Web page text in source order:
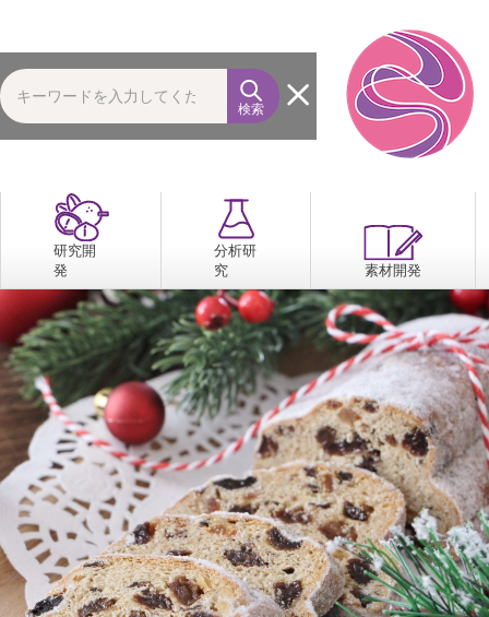
検索
研究開
発
分析研
究
素材開発